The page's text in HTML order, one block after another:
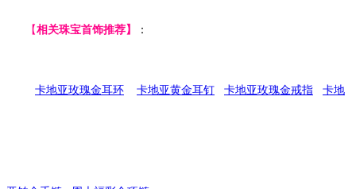
【相关珠宝首饰推荐】 ：
卡地亚玫瑰金耳环 卡地亚黄金耳钉 卡地亚玫瑰金戒指 卡地